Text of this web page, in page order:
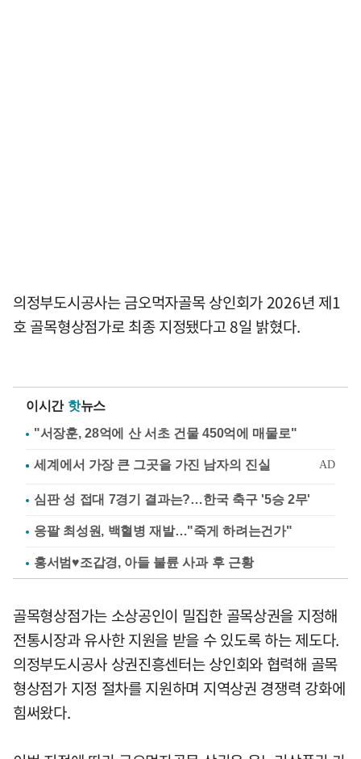
의정부도시공사는 금오먹자골목 상인회가 2026년 제1
호 골목형상점가로 최종 지정됐다고 8일 밝혔다.
이시간 핫뉴스
"서장훈, 28억에 산 서초 건물 450억에 매물로"
심판 성 접대 7경기 결과는?…한국 축구 '5승 2무'
응팔 최성원, 백혈병 재발…"죽게 하려는건가"
홍서범♥조갑경, 아들 불륜 사과 후 근황
골목형상점가는 소상공인이 밀집한 골목상권을 지정해
전통시장과 유사한 지원을 받을 수 있도록 하는 제도다.
의정부도시공사 상권진흥센터는 상인회와 협력해 골목
형상점가 지정 절차를 지원하며 지역상권 경쟁력 강화에
힘써왔다.